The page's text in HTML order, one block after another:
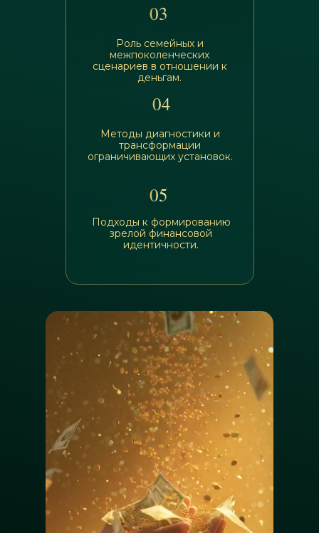
05
Подходы к формированию
зрелой финансовой
идентичности.
04
Методы диагностики и
трансформации
ограничивающих установок.
03
Роль семейных и
межпоколенческих
сценариев в отношении к
деньгам.